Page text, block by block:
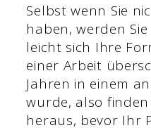
Selbst wenn Sie
haben, werden
leicht sich Ihre
einer Arbeit
Jahren in einem
wurde, also
heraus, bevor Ihr